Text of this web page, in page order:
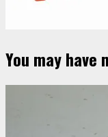
You may have